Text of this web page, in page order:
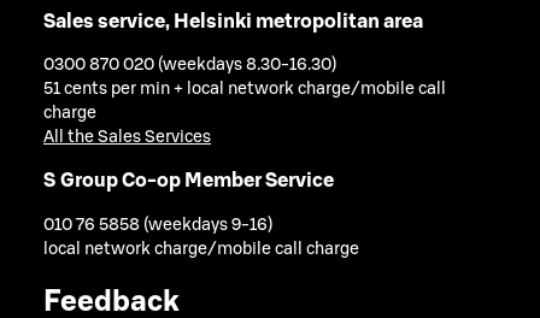
Sales service, Helsinki metropolitan area
0300 870 020 (weekdays 8.30-16.30)
51 cents per min + local network charge/mobile call
charge
All the Sales Services
S Group Co-op Member Service
010 76 5858 (weekdays 9-16)
local network charge/mobile call charge
Feedback